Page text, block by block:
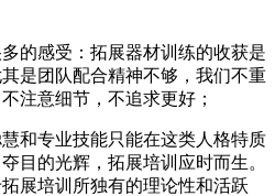
的感受：拓展器材训练的收获是
是团队配合精神不够，我们不重
注意细节，不追求更好；
和专业技能只能在这类人格特质
目的光辉，拓展培训应时而生。
展培训所独有的理论性和活跃